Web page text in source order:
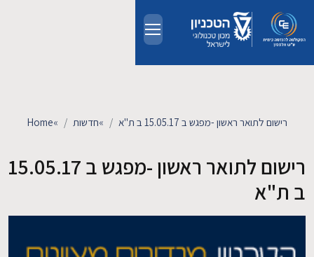
מחקר
Home» חדשות» רישום לתואר ראשון -מפגש ב 15.05.17 ב ת"א
רישום לתואר ראשון -מפגש ב 15.05.17
ב ת"א